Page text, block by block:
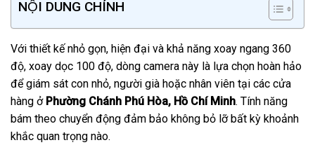
NỘI DUNG CHÍNH
Với thiết kế nhỏ gọn, hiện đại và khả năng xoay ngang 360
độ, xoay dọc 100 độ, dòng camera này là lựa chọn hoàn hảo
để giám sát con nhỏ, người già hoặc nhân viên tại các cửa
hàng ở Phường Chánh Phú Hòa, Hồ Chí Minh. Tính năng
bám theo chuyển động đảm bảo không bỏ lỡ bất kỳ khoảnh
khắc quan trọng nào.